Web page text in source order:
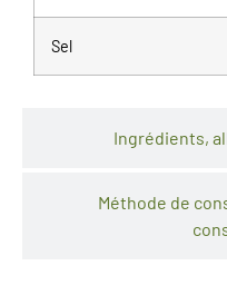
Ingrédients,
Méthode de
Sel